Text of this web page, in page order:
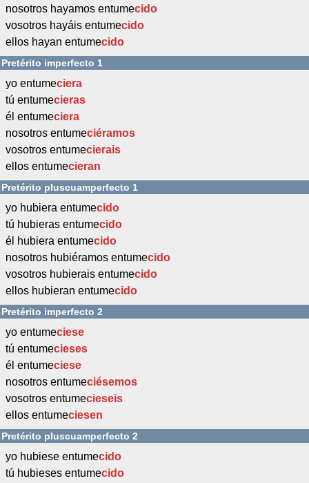
nosotros hayamos entumecido
vosotros hayáis entumecido
ellos hayan entumecido
Pretérito imperfecto 1
yo entumeciera
tú entumecieras
él entumeciera
nosotros entumeciéramos
vosotros entumecierais
ellos entumecieran
Pretérito pluscuamperfecto 1
yo hubiera entumecido
tú hubieras entumecido
él hubiera entumecido
nosotros hubiéramos entumecido
vosotros hubierais entumecido
ellos hubieran entumecido
Pretérito imperfecto 2
yo entumeciese
tú entumecieses
él entumeciese
nosotros entumeciésemos
vosotros entumecieseis
ellos entumeciesen
Pretérito pluscuamperfecto 2
yo hubiese entumecido
tú hubieses entumecido